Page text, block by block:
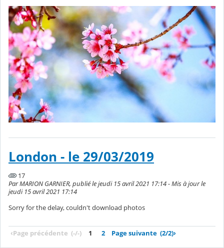
London - le 29/03/2019
17
Par MARION GARNIER, publié le jeudi 15 avril 2021 17:14 - Mis à jour le
jeudi 15 avril 2021 17:14
Sorry for the delay, couldn't download photos
‹Page précédente (-/-) 1 2 Page suivante (2/2)›